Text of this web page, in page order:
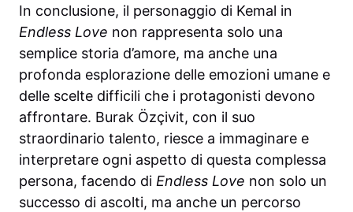
In conclusione, il personaggio di Kemal in
Endless Love non rappresenta solo una
semplice storia d’amore, ma anche una
profonda esplorazione delle emozioni umane e
delle scelte difficili che i protagonisti devono
affrontare. Burak Özçivit, con il suo
straordinario talento, riesce a immaginare e
interpretare ogni aspetto di questa complessa
persona, facendo di Endless Love non solo un
successo di ascolti, ma anche un percorso